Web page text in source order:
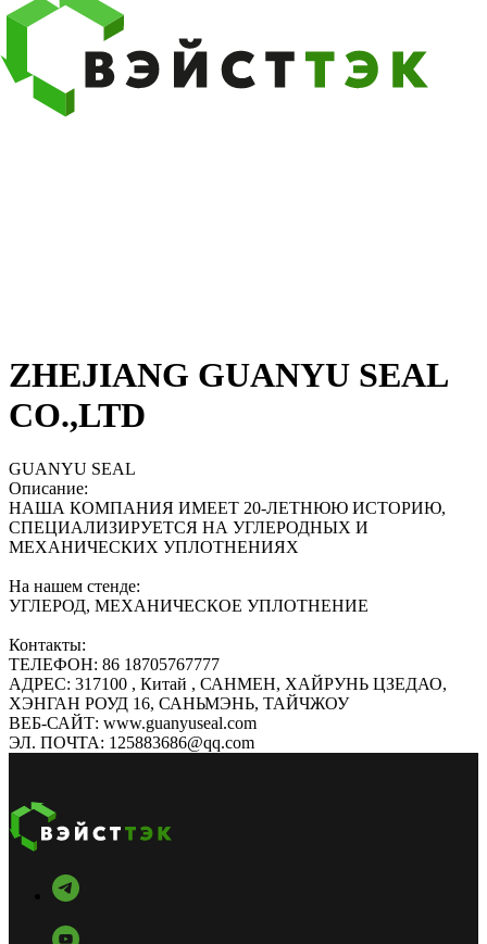
ZHEJIANG GUANYU SEAL
CO.,LTD
GUANYU SEAL
Описание:
НАША КОМПАНИЯ ИМЕЕТ 20-ЛЕТНЮЮ ИСТОРИЮ,
СПЕЦИАЛИЗИРУЕТСЯ НА УГЛЕРОДНЫХ И
МЕХАНИЧЕСКИХ УПЛОТНЕНИЯХ
На нашем стенде:
УГЛЕРОД, МЕХАНИЧЕСКОЕ УПЛОТНЕНИЕ
Контакты:
ТЕЛЕФОН: 86 18705767777
АДРЕС: 317100 , Китай , САНМЕН, ХАЙРУНЬ ЦЗЕДАО,
ХЭНГАН РОУД 16, САНЬМЭНЬ, ТАЙЧЖОУ
ВЕБ-САЙТ: www.guanyuseal.com
ЭЛ. ПОЧТА: 125883686@qq.com